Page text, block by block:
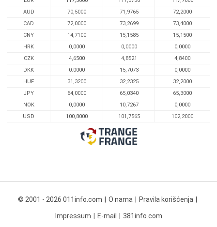
AUD
70,5000 71,9765
72,2000
CAD
72,0000 73,2699
73,4000
CNY
14,7100 15,1585
15,1500
HRK
0,0000 0,0000
0,0000
CZK
4,6500 4,8521
4,8400
DKK
0.0000 15,7073
0,0000
HUF
31,3200 32,2325
32,2000
JPY
64,0000 65,0340
65,3000
NOK
0,0000 10,7267
0,0000
USD
100,8000 101,7565 102,2000
© 2001 - 2026 011info.com O nama Pravila korišćenja
Impressum E-mail 381info.com